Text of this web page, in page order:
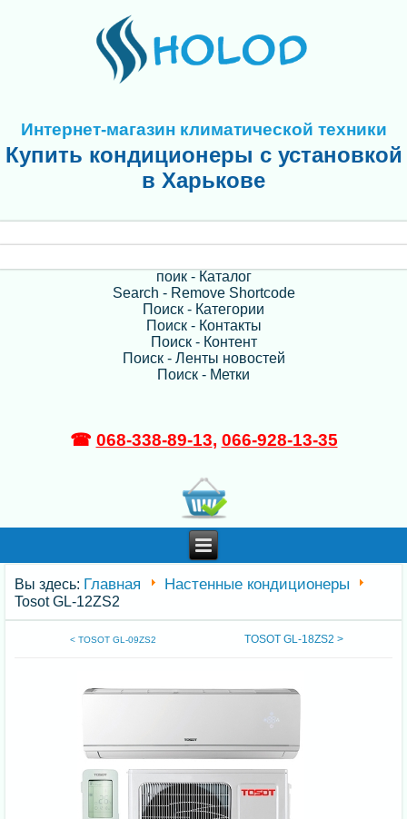
Интернет-магазин климатической техники
Купить кондиционеры с установкой
в Харькове
поик - Каталог
Search - Remove Shortcode
Поиск - Категории
Поиск - Контакты
Поиск - Контент
Поиск - Ленты новостей
Поиск - Метки
☎ 068-338-89-13, 066-928-13-35
Вы здесь: Главная Настенные кондиционеры
Tosot GL-12ZS2
< TOSOT GL-09ZS2 TOSOT GL-18ZS2 >